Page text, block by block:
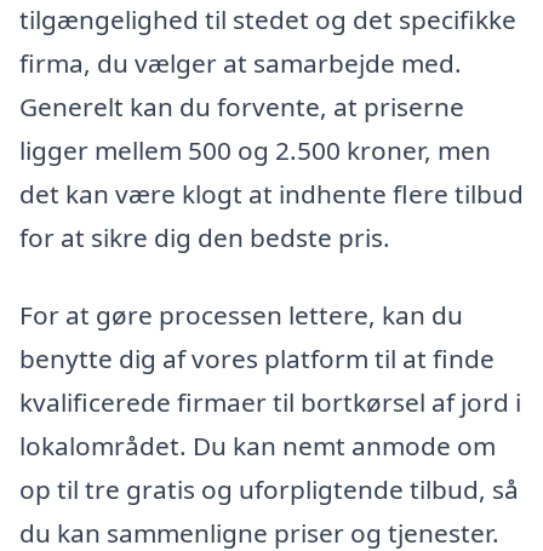
tilgængelighed til stedet og det specifikke
firma, du vælger at samarbejde med.
Generelt kan du forvente, at priserne
ligger mellem 500 og 2.500 kroner, men
det kan være klogt at indhente flere tilbud
for at sikre dig den bedste pris.
For at gøre processen lettere, kan du
benytte dig af vores platform til at finde
kvalificerede firmaer til bortkørsel af jord i
lokalområdet. Du kan nemt anmode om
op til tre gratis og uforpligtende tilbud, så
du kan sammenligne priser og tjenester.